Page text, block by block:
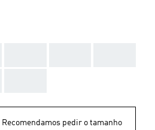
Recomendamos pedir o tamanho